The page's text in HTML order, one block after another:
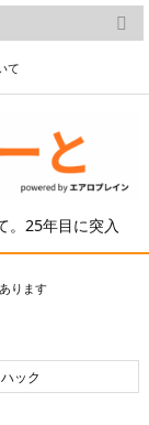
。25年目に突入

メニュー

検索
て
ります
ック